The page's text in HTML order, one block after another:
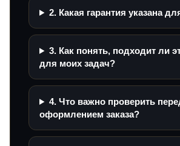
2. Какая гарантия указана
3. Как понять, подходит ли
для моих задач?
4. Что важно проверить
оформлением заказа?